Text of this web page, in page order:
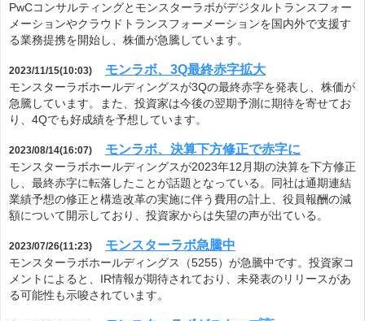
PwCコンサルティングとモンスターラボがデジタルトランスフォー
メーションやクラウドトランスフォーメーションを国内外で支援す
る業務提携を開始し、株価が急騰しています。
2023/11/15(10:03) モンラボ、3Q最終赤字拡大
モンスターラボホールディングスが3Qの最終赤字を発表し、株価が
急騰しています。また、投資家は今後の翌期予測に期待を寄せてお
り、4Qでも好成績を予想しています。
2023/08/14(16:07) モンラボ、決算下方修正で赤字に
モンスターラボホールディングスが2023年12月期の決算を下方修正
し、最終赤字に転落したことが話題となっている。同社は通期連結
業績予想の修正と構造改革の実施に伴う費用の計上、役員報酬の減
額について開示しており、投資家からは失望の声が出ている。
2023/07/26(11:23) モンスターラボ急騰中
モンスターラボホールディングス（5255）が急騰中です。投資家コ
メントによると、IR情報が期待されており、未発表のリリースがあ
る可能性も示唆されています。